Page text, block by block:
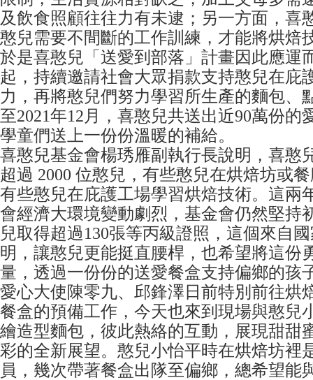
及飲食照顧往往力有未逮；另一方面，喜
憨兒需要不間斷的工作訓練，才能將烘焙
於是喜憨兒「送愛到部落」計畫因此應運
起，持續邀請社會大眾捐款支持憨兒在庇
力，再將憨兒們努力學習所生產的麵包、
至2021年12月，喜憨兒共送出近90萬份的
學童們送上一份份溫暖的補給。
喜憨兒基金會楊琇雁副執行長說明，喜憨
超過 2000 位憨兒，有些憨兒在烘焙坊或
有些憨兒在庇護工場學習烘焙技術。這兩
會經濟大環境變動劇烈，基金會仍然堅持
兒取得超過130張等丙級證照，這個來自
明，讓憨兒更能挺直腰桿，也希望將這份
量，透過一份份的送愛餐盒支持偏鄉的孩
愛心大使陳零九、邱鋒澤日前特別前往烘
餐盒的預備工作，今天也來到現場與憨兒
繪造型麵包，彼此熱絡的互動，展現甜甜
彩的全新展望。憨兒小怡平時在烘焙坊裡
員，幾次帶著餐盒出隊至偏鄉，總希望能